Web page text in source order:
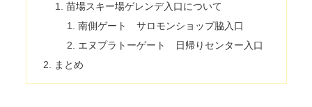
苗場スキー場ゲレンデ入口について
南側ゲート サロモンショップ脇入口
エヌプラトーゲート 日帰りセンター入口
まとめ